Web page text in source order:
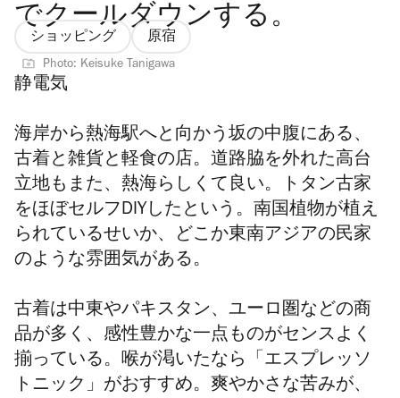
でクールダウンする。
ショッピング 原宿
Photo: Keisuke Tanigawa
静電気
海岸から熱海駅へと向かう坂の中腹にある、
古着と雑貨と軽食の店。道路脇を外れた高台
立地もまた、熱海らしくて良い。トタン古家
をほぼセルフDIYしたという。南国植物が植え
られているせいか、どこか東南アジアの民家
のような雰囲気がある。
古着は中東やパキスタン、ユーロ圏などの商
品が多く、感性豊かな一点ものがセンスよく
揃っている。喉が渇いたなら「エスプレッソ
トニック」がおすすめ。爽やかさな苦みが、